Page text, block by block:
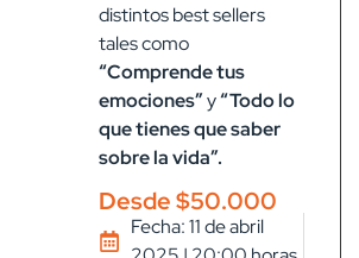
distintos best sellers
tales como
“Comprende tus
emociones”y“Todo lo
que tienes que saber
sobre la vida”.
Desde $50.000
Fecha: 11 de abril